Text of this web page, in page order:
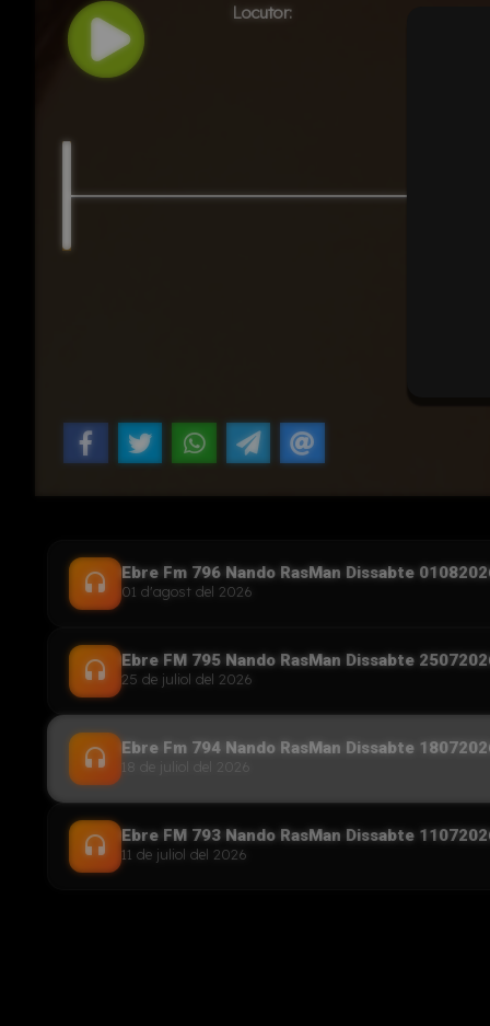
Locutor:
headset Ebre Fm 796 Nando RasMan Dissabte
01 d'agost del 2026
headset Ebre FM 795 Nando RasMan Dissabte
25 de juliol del 2026
headset Ebre Fm 794 Nando RasMan Dissabte
18 de juliol del 2026
headset Ebre FM 793 Nando RasMan Dissabte
11 de juliol del 2026